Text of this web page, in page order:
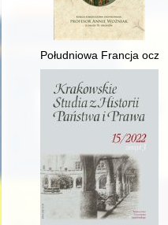
Południowa Francja